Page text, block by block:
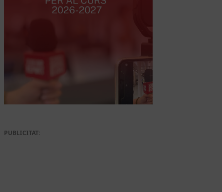
PUBLICITAT: